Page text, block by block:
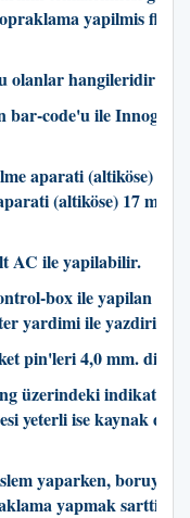
yapilmis
olanlar hangileridir?
bar-code'u ile Innogaz
aparati (altiköse) 27
(altiköse) 17 mm.
AC ile yapilabilir.
box ile yapilan
yardimi ile yazdirilip
pin'leri 4,0 mm. dir.
üzerindeki indikatör
yeterli ise kaynak
yaparken, boruyu
yapmak sarttir